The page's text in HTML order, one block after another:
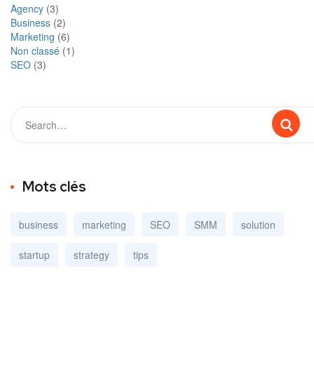
Agency (3)
Business (2)
Marketing (6)
Non classé (1)
SEO (3)
Mots clés
business marketing SEO SMM solution
startup strategy tips